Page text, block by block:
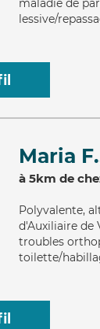
maladie de
lessive/
Maria
à 5km de
Polyvalente,
d'Auxiliaire de
troubles
toilette/